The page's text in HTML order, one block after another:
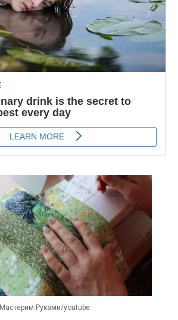
Мастерим Руками/youtube